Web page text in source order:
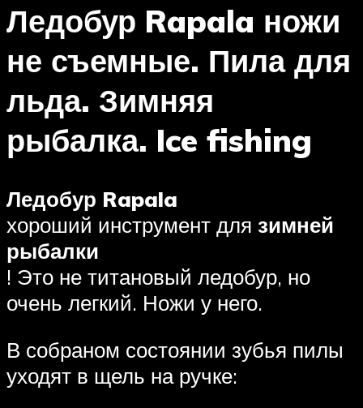
Ледобур Rapala ножи
не съемные. Пила для
льда. Зимняя
рыбалка. Ice fishing
Ледобур Rapala
хороший инструмент для зимней
рыбалки
! Это не титановый ледобур, но
очень легкий. Ножи у него.
В собраном состоянии зубья пилы
уходят в щель на ручке: